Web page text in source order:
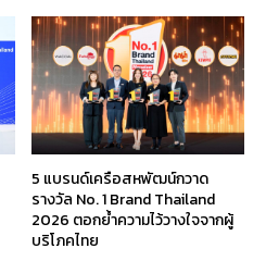
5 แบรนด์เครือสหพัฒน์กวาด
รางวัล No. 1 Brand Thailand
2026 ตอกย้ำความไว้วางใจจากผู้
บริโภคไทย